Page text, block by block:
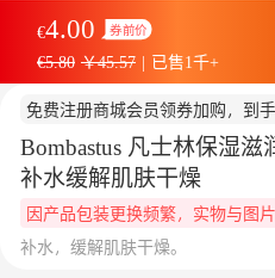
€4.00 券前价
€5.80 ￥45.57 | 已售1千+
免费注册商城会员领券加购，到
Bombastus 凡士林保湿
补水缓解肌肤干燥
因产品包装更换频繁，实物与图
补水，缓解肌肤干燥。